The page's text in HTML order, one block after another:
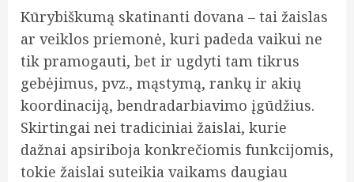
Kūrybiškumą skatinanti dovana – tai žaislas
ar veiklos priemonė, kuri padeda vaikui ne
tik pramogauti, bet ir ugdyti tam tikrus
gebėjimus, pvz., mąstymą, rankų ir akių
koordinaciją, bendradarbiavimo įgūdžius.
Skirtingai nei tradiciniai žaislai, kurie
dažnai apsiriboja konkrečiomis funkcijomis,
tokie žaislai suteikia vaikams daugiau